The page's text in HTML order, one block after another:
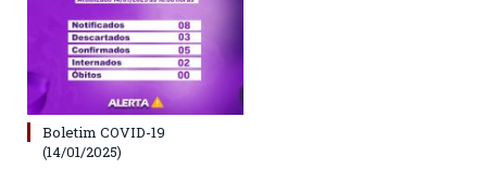
Boletim COVID-19
(14/01/2025)